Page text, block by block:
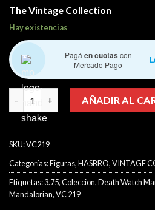
The Vintage Collection
Hay existencias
Pagáen cuotas con
Mercado Pago
Vintage Collection – Death
AÑADIR AL
SKU:VC219
Categorías:Figuras,HASBRO,VINTAGE
Etiquetas:3.75,Coleccion,Death Watch
Mandalorian,VC 219